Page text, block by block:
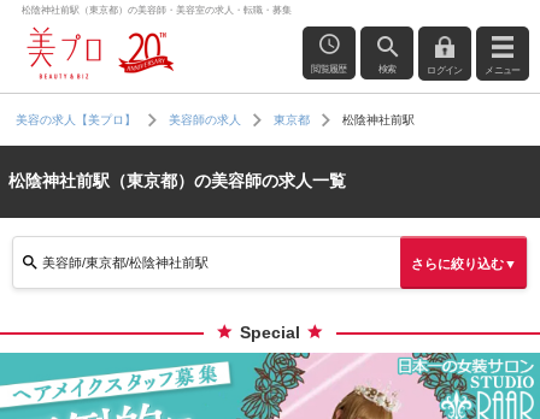
松陰神社前駅（東京都）の美容師・美容室の求人・転職・募集
閲覧履歴 検索 ログイン メニュー
美容の求人【美プロ】 美容師の求人 東京都 松陰神社前駅
松陰神社前駅（東京都）の美容師の求人一覧
美容師/東京都/松陰神社前駅 さらに絞り込む▼
Special